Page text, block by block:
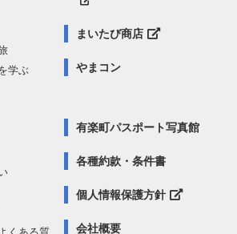
学ぶ
まいたび商店
やまコン
有楽町パスポート写真館
各種約款・条件書
個人情報保護方針
会社概要